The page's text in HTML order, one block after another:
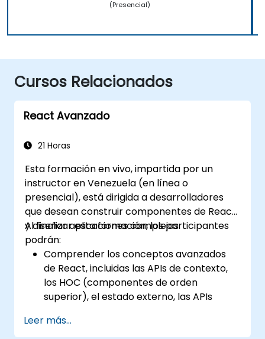
(Presencial)
Cursos Relacionados
React Avanzado
21 Horas
Esta formación en vivo, impartida por un
instructor en Venezuela (en línea o
presencial), está dirigida a desarrolladores
que desean construir componentes de React
y diseñar aplicaciones complejas.
Al finalizar esta formación, los participantes
podrán:
Comprender los conceptos avanzados
de React, incluidas las APIs de contexto,
los HOC (componentes de orden
superior), el estado externo, las APIs
Construir componentes composables
Leer más...